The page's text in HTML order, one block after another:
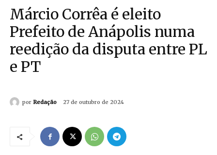
Márcio Corrêa é eleito
Prefeito de Anápolis numa
reedição da disputa entre PL
e PT
por Redação 27 de outubro de 2024